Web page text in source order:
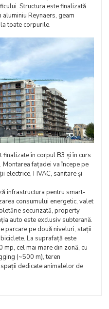
Structura este finalizată
Reynaers, geam
toate corpurile.
în corpul B3 și în curs
fațadei va începe pe
electrice, HVAC, sanitare și
infrastructura pentru smart-
consumului energetic, valet
securizată, property
auto este exclusiv subterană.
parcare pe două niveluri, stații
La suprafață este
cel mai mare din zonă, cu
(~500 m), teren
dedicate animalelor de